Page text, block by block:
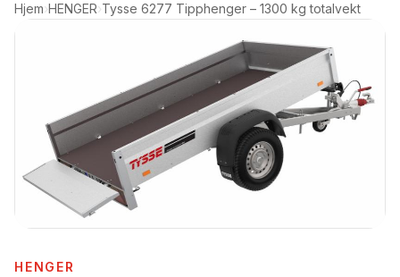
Hjem›HENGER›Tysse 6277 Tipphenger – 1300 kg totalvekt
HENGER